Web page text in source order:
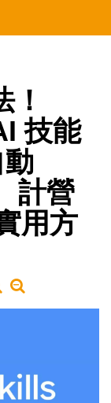
技能
計營
用方